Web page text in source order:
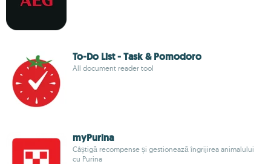
To-Do List - Task & Pomodoro
All document reader tool
myPurina
Câștigă recompense și gestionează îngrijirea animalului
cu Purina